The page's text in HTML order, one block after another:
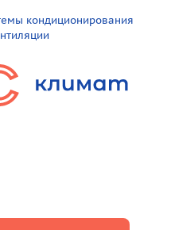
кондиционирования